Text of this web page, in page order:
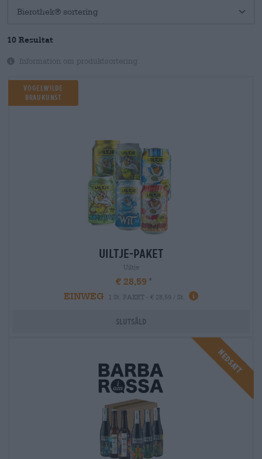
10 Resultat
Information om produktsortering
Vogelwilde
Braukunst
uiltje-paket
Uiltje
€ 28,59
EINWEG
1 St. PAKET - € 28,59 / St.
Slutsåld
Nedsatt